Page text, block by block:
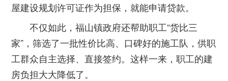
屋建设规划许可证作为担保，就能申请贷款。
不仅如此，福山镇政府还帮助职工“货比三
家”，筛选了一批性价比高、口碑好的施工队，供职
工群众自主选择、直接签约。这样一来，职工的建
房负担大大降低了。